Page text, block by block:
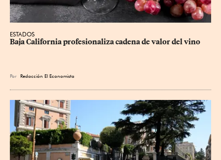
ESTADOS
Baja California profesionaliza cadena de valor del vino
Por Redacción El Economista